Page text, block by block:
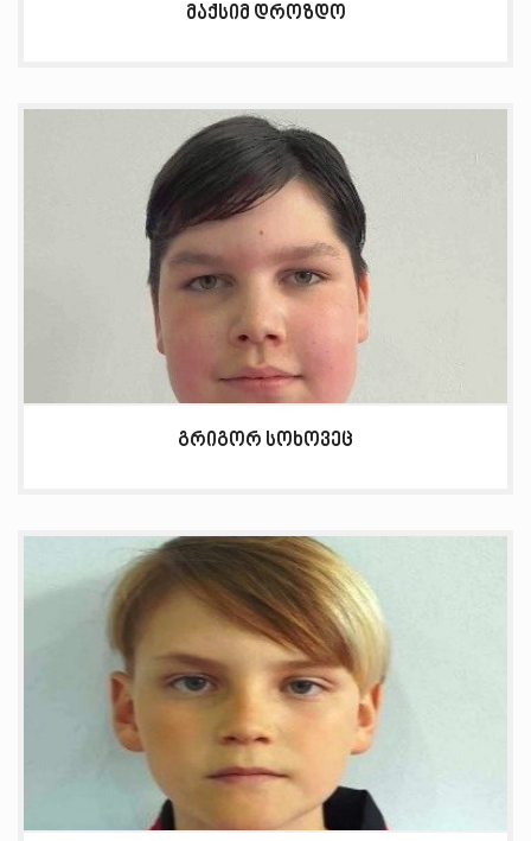
მაქსიმ დროზდო
გრიგორ სოხოვეც